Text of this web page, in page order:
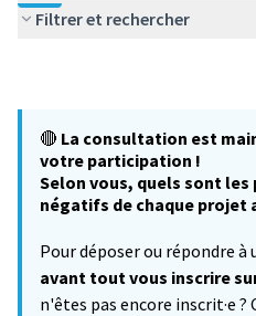
Filtrer et rechercher
🔴 La consultation est
votre participation !
Selon vous, quels sont
négatifs de chaque projet
Pour déposer ou répondre à
avant tout vous inscrire
n'êtes pas encore inscrit·e ?